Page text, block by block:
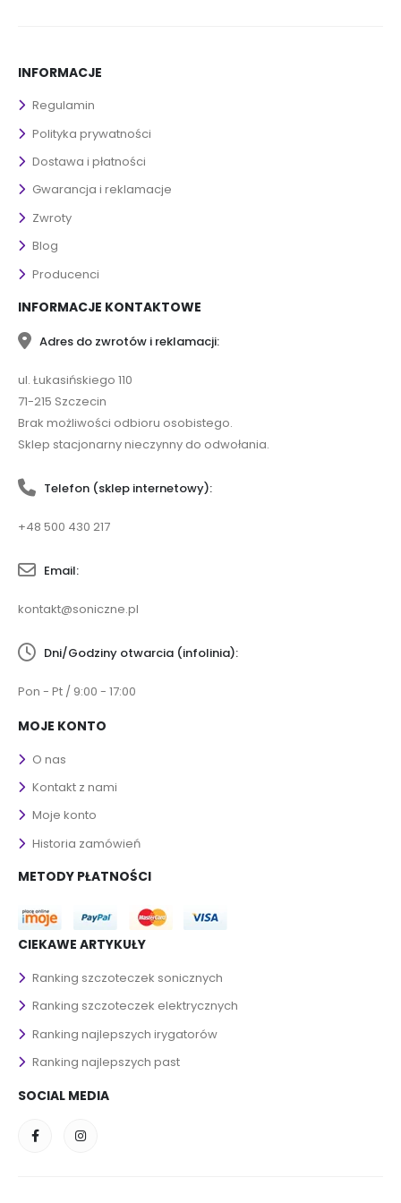
INFORMACJE
Regulamin
Polityka prywatności
Dostawa i płatności
Gwarancja i reklamacje
Zwroty
Blog
Producenci
INFORMACJE KONTAKTOWE
Adres do zwrotów i reklamacji:
ul. Łukasińskiego 110
71-215 Szczecin
Brak możliwości odbioru osobistego.
Sklep stacjonarny nieczynny do odwołania.
Telefon (sklep internetowy):
+48 500 430 217
Email:
kontakt@soniczne.pl
Dni/Godziny otwarcia (infolinia):
Pon - Pt / 9:00 - 17:00
MOJE KONTO
O nas
Kontakt z nami
Moje konto
Historia zamówień
METODY PŁATNOŚCI
CIEKAWE ARTYKUŁY
Ranking szczoteczek sonicznych
Ranking szczoteczek elektrycznych
Ranking najlepszych irygatorów
Ranking najlepszych past
SOCIAL MEDIA